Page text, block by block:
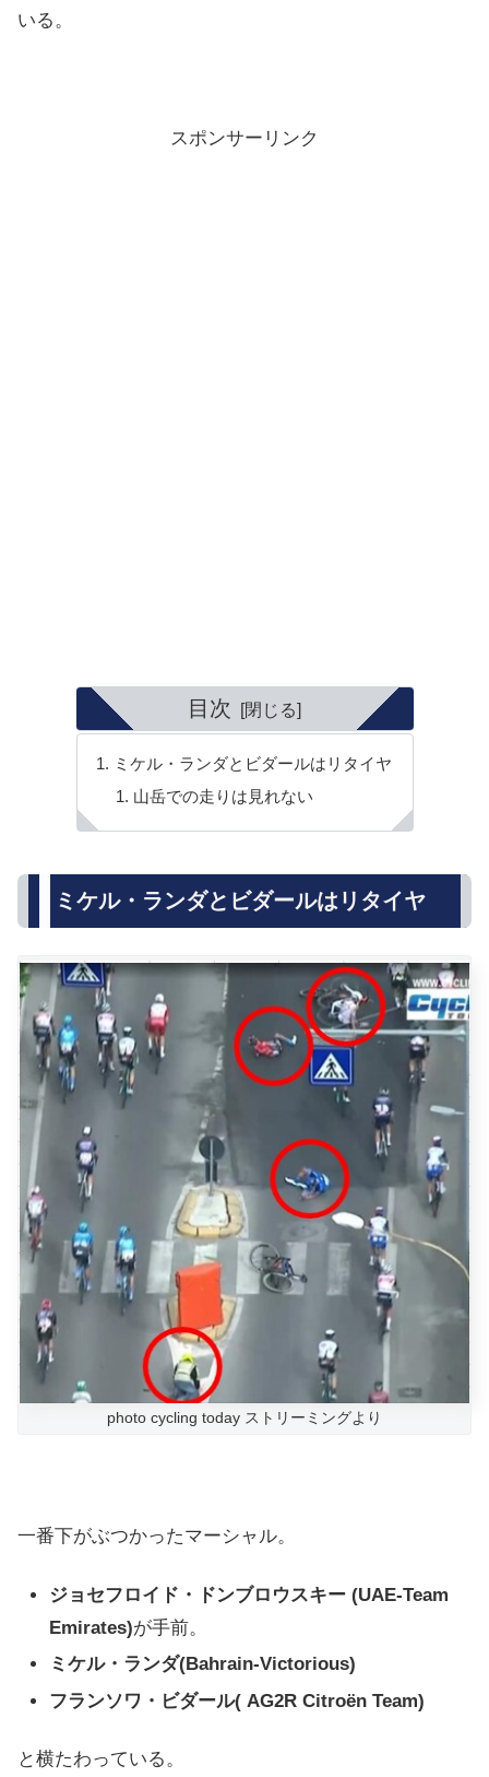
いる。
スポンサーリンク
目次
ミケル・ランダとビダールはリタイヤ
山岳での走りは見れない
ミケル・ランダとビダールはリタイヤ
photo cycling today ストリーミングより
一番下がぶつかったマーシャル。
ジョセフロイド・ドンブロウスキー (UAE-Team
Emirates)が手前。
ミケル・ランダ(Bahrain-Victorious)
フランソワ・ビダール( AG2R Citroën Team)
と横たわっている。